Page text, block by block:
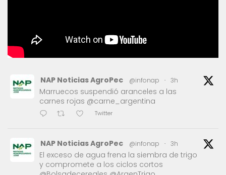
NAP Noticias AgroPec @infonap · 3h
Marruecos suspendió aranceles a las
carnes rojas @carne_argentina
Twitter
NAP Noticias AgroPec @infonap · 3h
El exceso de agua frena la siembra de trigo
y compromete a los ciclos cortos